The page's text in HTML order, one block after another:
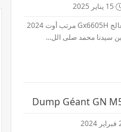
15 يناير 2025
ملف قنوات لأجهزة جيون ميني M4 Mini معالج Gx6605H مرتب أوت 2024
سيدنا محمد صلى الل...